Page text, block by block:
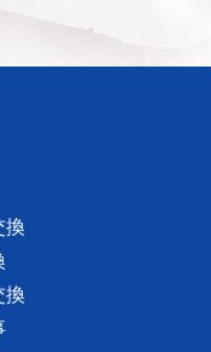
換
換